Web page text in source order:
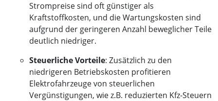
Strompreise sind oft günstiger als
Kraftstoffkosten, und die Wartungskosten sind
aufgrund der geringeren Anzahl beweglicher Teile
deutlich niedriger.
Steuerliche Vorteile: Zusätzlich zu den
niedrigeren Betriebskosten profitieren
Elektrofahrzeuge von steuerlichen
Vergünstigungen, wie z.B. reduzierten Kfz-Steuern